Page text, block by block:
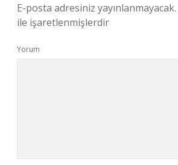
E-posta adresiniz yayınlanmayacak.
ile işaretlenmişlerdir
Yorum